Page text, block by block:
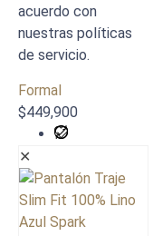
acuerdo con
nuestras políticas
de servicio.
Formal
$449,900
✕